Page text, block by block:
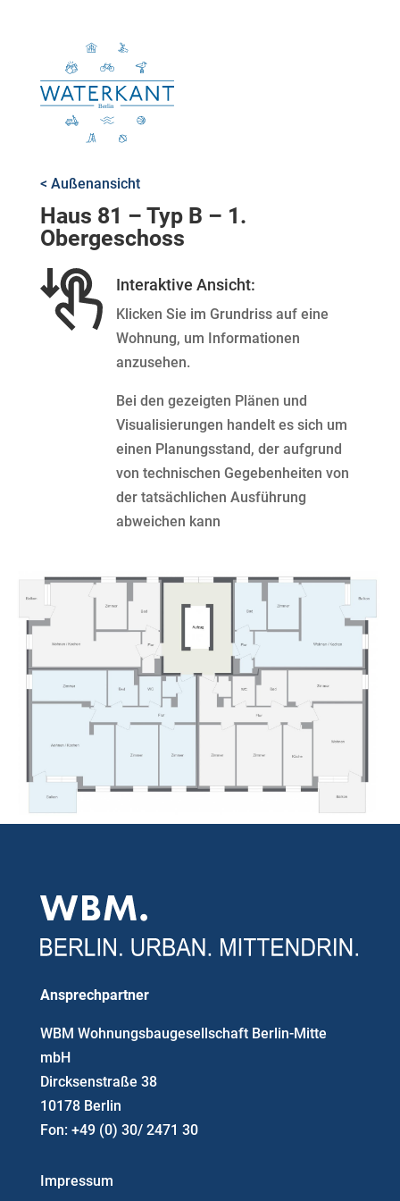
< Außenansicht
Haus 81 – Typ B – 1.
Obergeschoss
Interaktive Ansicht:
Klicken Sie im Grundriss auf eine
Wohnung, um Informationen
anzusehen.
Bei den gezeigten Plänen und
Visualisierungen handelt es sich um
einen Planungsstand, der aufgrund
von technischen Gegebenheiten von
der tatsächlichen Ausführung
abweichen kann
Ansprechpartner
WBM Wohnungsbaugesellschaft Berlin-Mitte
mbH
Dircksenstraße 38
10178 Berlin
Fon: +49 (0) 30/ 2471 30
Impressum